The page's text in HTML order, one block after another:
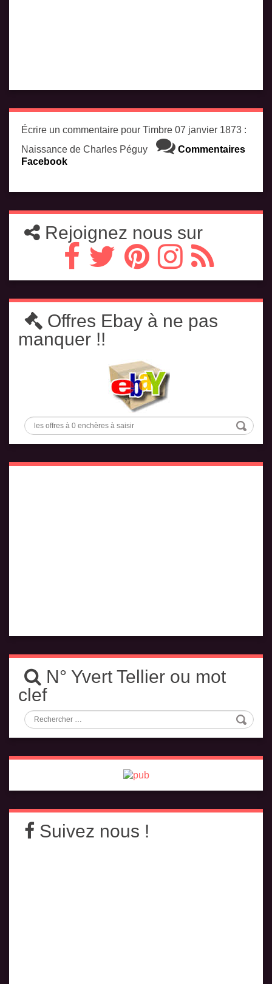
Écrire un commentaire pour Timbre 07 janvier 1873 :
Naissance de Charles Péguy
Commentaires
Facebook
Rejoignez nous sur
Offres Ebay à ne pas
manquer !!
N° Yvert Tellier ou mot
clef
Suivez nous !